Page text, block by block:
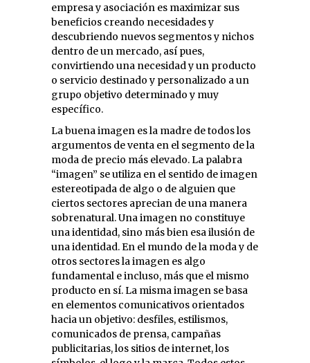
empresa y asociación es maximizar sus
beneficios creando necesidades y
descubriendo nuevos segmentos y nichos
dentro de un mercado, así pues,
convirtiendo una necesidad y un producto
o servicio destinado y personalizado a un
grupo objetivo determinado y muy
específico.
La buena imagen es la madre de todos los
argumentos de venta en el segmento de la
moda de precio más elevado. La palabra
“imagen” se utiliza en el sentido de imagen
estereotipada de algo o de alguien que
ciertos sectores aprecian de una manera
sobrenatural. Una imagen no constituye
una identidad, sino más bien esa ilusión de
una identidad. En el mundo de la moda y de
otros sectores la imagen es algo
fundamental e incluso, más que el mismo
producto en sí. La misma imagen se basa
en elementos comunicativos orientados
hacia un objetivo: desfiles, estilismos,
comunicados de prensa, campañas
publicitarias, los sitios de internet, los